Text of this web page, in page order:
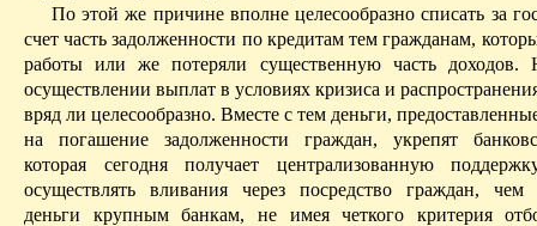
По этой же причине вполне целесообразно списать за
счет часть задолженности по кредитам тем гражданам,
работы или же потеряли существенную часть доходов.
осуществлении выплат в условиях кризиса и
вряд ли целесообразно. Вместе с тем деньги,
на погашение задолженности граждан, укрепят
которая сегодня получает централизованную
осуществлять вливания через посредство граждан, чем
деньги крупным банкам, не имея четкого критерия